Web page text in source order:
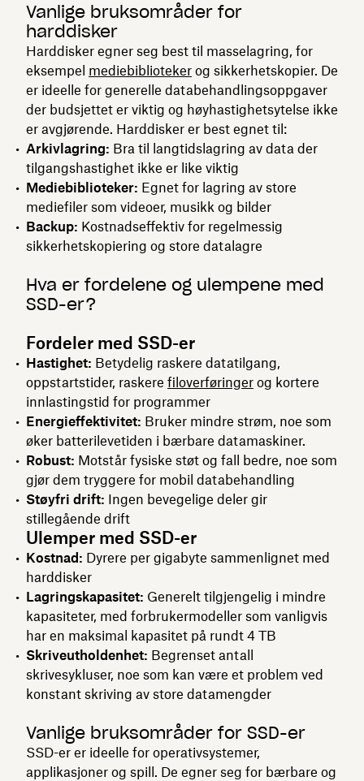
Vanlige bruksområder for
harddisker
Harddisker egner seg best til masselagring, for
eksempel mediebiblioteker og sikkerhetskopier. De
er ideelle for generelle databehandlingsoppgaver
der budsjettet er viktig og høyhastighetsytelse ikke
er avgjørende. Harddisker er best egnet til:
Arkivlagring: Bra til langtidslagring av data der
tilgangshastighet ikke er like viktig
Mediebiblioteker: Egnet for lagring av store
mediefiler som videoer, musikk og bilder
Backup: Kostnadseffektiv for regelmessig
sikkerhetskopiering og store datalagre
Hva er fordelene og ulempene med
SSD-er?
Fordeler med SSD-er
Hastighet: Betydelig raskere datatilgang,
oppstartstider, raskere filoverføringer og kortere
innlastingstid for programmer
Energieffektivitet: Bruker mindre strøm, noe som
øker batterilevetiden i bærbare datamaskiner.
Robust: Motstår fysiske støt og fall bedre, noe som
gjør dem tryggere for mobil databehandling
Støyfri drift: Ingen bevegelige deler gir
stillegående drift
Ulemper med SSD-er
Kostnad: Dyrere per gigabyte sammenlignet med
harddisker
Lagringskapasitet: Generelt tilgjengelig i mindre
kapasiteter, med forbrukermodeller som vanligvis
har en maksimal kapasitet på rundt 4 TB
Skriveutholdenhet: Begrenset antall
skrivesykluser, noe som kan være et problem ved
konstant skriving av store datamengder
Vanlige bruksområder for SSD-er
SSD-er er ideelle for operativsystemer,
applikasjoner og spill. De egner seg for bærbare og